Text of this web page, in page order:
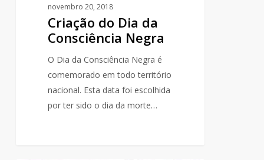
novembro 20, 2018
Criação do Dia da
Consciência Negra
O Dia da Consciência Negra é
comemorado em todo território
nacional. Esta data foi escolhida
por ter sido o dia da morte…